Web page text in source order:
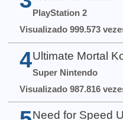
PlayStation 2
Visualizado 999.573
4 Ultimate Mortal
Super Nintendo
Visualizado 987.816
Need for Speed